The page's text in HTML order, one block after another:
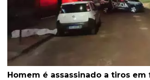
Homem é assassinado a tiros